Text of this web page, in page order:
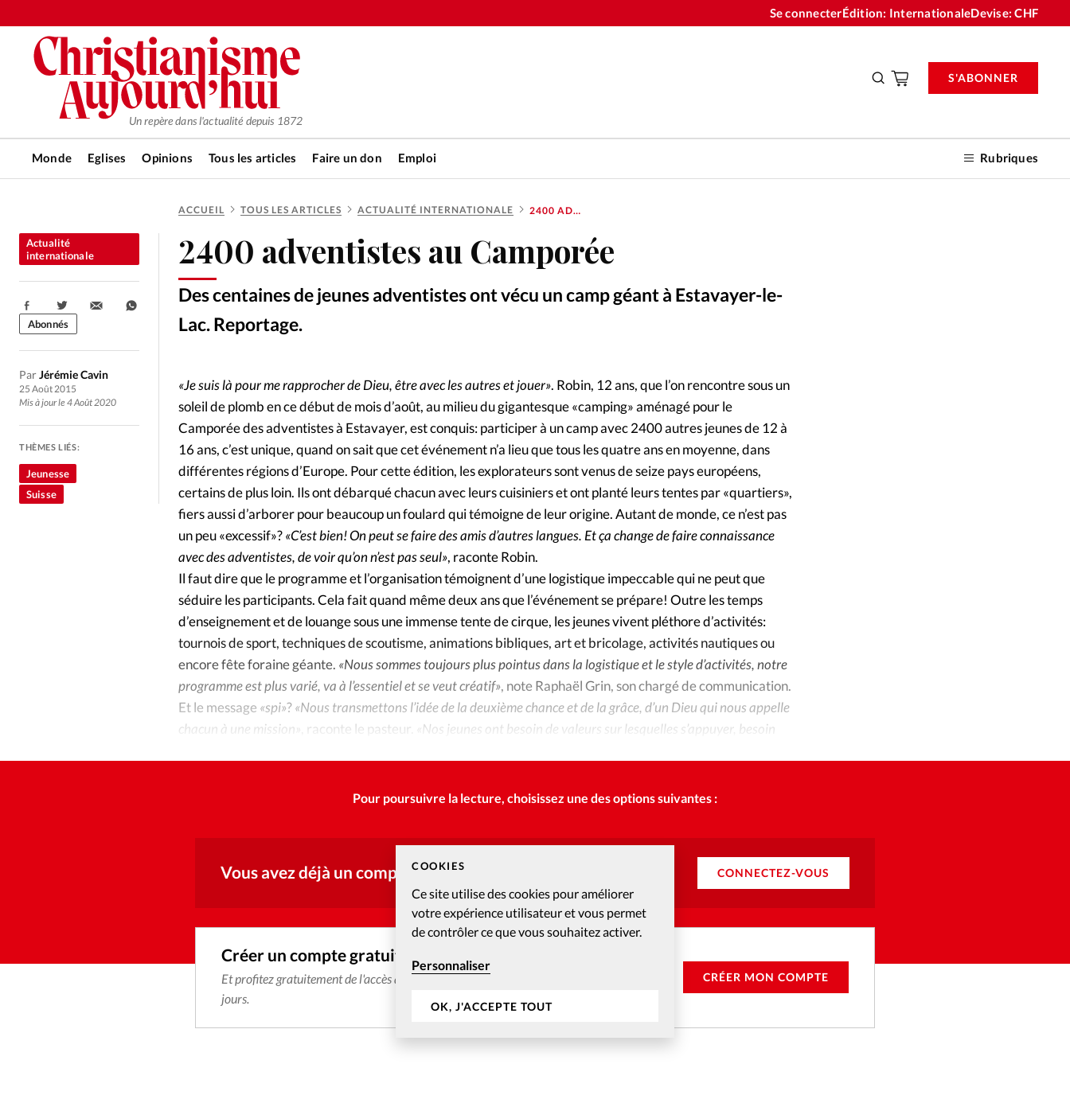
COOKIES
Ce site utilise des cookies pour améliorer
votre expérience utilisateur et vous permet
de contrôler ce que vous souhaitez activer.
Personnaliser
OK, J'ACCEPTE TOUT
Se connecterÉdition: InternationaleDevise:CHF
Un repère dans l'actualité depuis 1872
Monde Eglises Opinions Tous les articles Faire un don Emploi Rubriques
S'ABONNER
RUBRIQUES
Tous les articles
Actualité chrétienne
Actualité internationale
Chronique
Culture
Génération réveil
Monde
Opinions
Publireportage
Relations Aujourd'hui
Société
Tour du monde des Eglises
Vécu Vie Intérieure
À propos
La rédaction
Mon compte
Changemement d'adresse
Nous contacter
Emploi
ACCUEIL TOUS LES ARTICLES ACTUALITÉ INTERNATIONALE 2400 ADVENTISTES AU CAMPORÉE
2400 adventistes au Camporée
Des centaines de jeunes adventistes ont vécu un camp géant à Estavayer-le-
Lac. Reportage.
Actualité
internationale
ParJérémie Cavin
25 Août 2015
Mis à jour le 4 Août 2020
Partager:
Abonnés
THÈMES LIÉS:
Jeunesse
Suisse
«Je suis là pour me rapprocher de Dieu, être avec les autres et jouer». Robin, 12 ans, que l’on rencontre sous un
soleil de plomb en ce début de mois d’août, au milieu du gigantesque «camping» aménagé pour le
Camporée des adventistes à Estavayer, est conquis: participer à un camp avec 2400 autres jeunes de 12 à
16 ans, c’est unique, quand on sait que cet événement n’a lieu que tous les quatre ans en moyenne, dans
différentes régions d’Europe. Pour cette édition, les explorateurs sont venus de seize pays européens,
certains de plus loin. Ils ont débarqué chacun avec leurs cuisiniers et ont planté leurs tentes par «quartiers»,
fiers aussi d’arborer pour beaucoup un foulard qui témoigne de leur origine. Autant de monde, ce n’est pas
un peu «excessif»?«C’est bien! On peut se faire des amis d’autres langues. Et ça change de faire connaissance
avec des adventistes, de voir qu’on n’est pas seul», raconte Robin.
Il faut dire que le programme et l’organisation témoignent d’une logistique impeccable qui ne peut que
séduire les participants. Cela fait quand même deux ans que l’événement se prépare! Outre les temps
d’enseignement et de louange sous une immense tente de cirque, les jeunes vivent pléthore d’activités:
tournois de sport, techniques de scoutisme, animations bibliques, art et bricolage, activités nautiques ou
encore fête foraine géante. «Nous sommes toujours plus pointus dans la logistique et le style d’activités, notre
programme est plus varié, va à l’essentiel et se veut créatif», note Raphaël Grin, son chargé de communication.
Et le message «spi»?«Nous transmettons l’idée de la deuxième chance et de la grâce, d’un Dieu qui nous appelle
chacun à une mission»
, raconte le pasteur.
«Nos jeunes ont besoin de valeurs sur lesquelles s’appuyer, besoin
Pour poursuivre la lecture, choisissez une des options suivantes :
Vous avez déjà un compte ? CONNECTEZ-VOUS
Créer un compte gratuitement
Et profitez gratuitement de l'accès aux articles web réservés aux abonnés pendant 14
jours.
CRÉER MON COMPTE